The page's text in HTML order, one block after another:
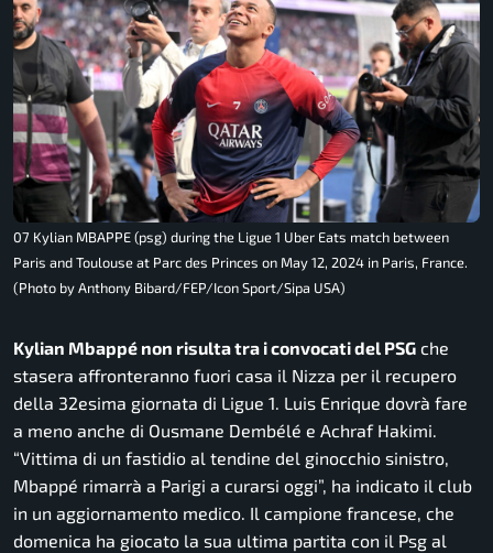
07 Kylian MBAPPE (psg) during the Ligue 1 Uber Eats match between
Paris and Toulouse at Parc des Princes on May 12, 2024 in Paris, France.
(Photo by Anthony Bibard/FEP/Icon Sport/Sipa USA)
Kylian Mbappé non risulta tra i convocati del PSG che
stasera affronteranno fuori casa il Nizza per il recupero
della 32esima giornata di Ligue 1. Luis Enrique dovrà fare
a meno anche di Ousmane Dembélé e Achraf Hakimi.
“Vittima di un fastidio al tendine del ginocchio sinistro,
Mbappé rimarrà a Parigi a curarsi oggi”, ha indicato il club
in un aggiornamento medico. Il campione francese, che
domenica ha giocato la sua ultima partita con il Psg al